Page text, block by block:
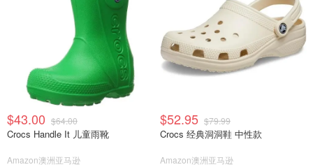
$43.00 $64.00
Crocs Handle It 儿童雨靴
Amazon澳洲亚马逊
$52.95 $79.99
Crocs 经典洞洞鞋 中性款
Amazon澳洲亚马逊